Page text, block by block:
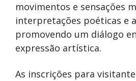
movimentos e sensações
interpretações poéticas e
promovendo um diálogo
expressão artística.
As inscrições para